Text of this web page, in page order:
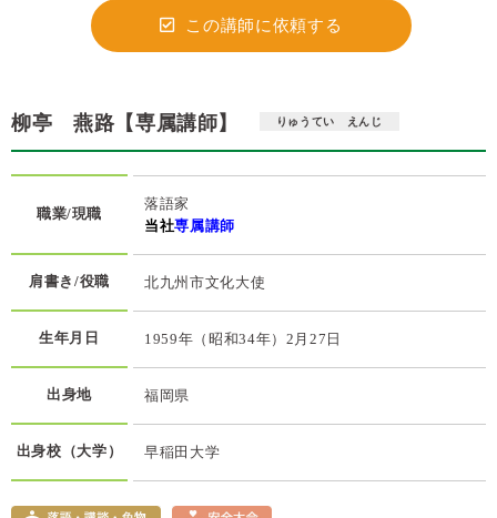
この講師に依頼する
柳亭 燕路【専属講師】 りゅうてい えんじ
職業/現職
落語家
当社専属講師
肩書き/役職 北九州市文化大使
生年月日 1959年（昭和34年）2月27日
出身地 福岡県
出身校（大学） 早稲田大学